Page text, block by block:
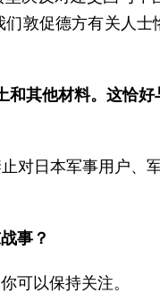
敦促德方有关人
其他材料。这恰
对日本军事用户、
事？
可以保持关注。